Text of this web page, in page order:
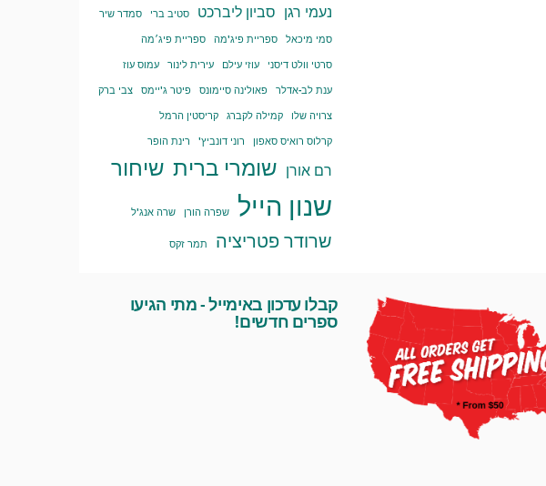
נעמי רגן סביון ליברכט סטיב ברי
סמדר שיר
סמי מיכאל
ספריית פיג'מה
ספריית פיג׳מה
סרטי וולט דיסני
עוזי עילם עירית לינור
עמוס עוז
ענת לב-אדלר
פאולינה סיימונס פיטר ג'יימס
צבי ברק
צרויה שלו
קמילה לקברג
קריסטין הרמל
קרלוס רואיס סאפון
רוני דונביץ' רינת הופר
רם אורן שומרי ברית שיחור
שנון הייל שפרה הורן שרה אנג'ל
שרודר פטריציה תמר זקס
קבלו עדכון באימייל - מתי הגיעו
ספרים חדשים!